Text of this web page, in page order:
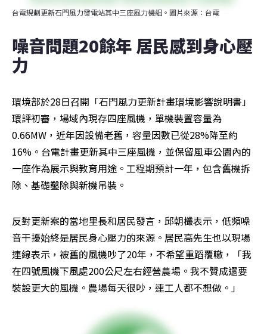
台電規劃更新石門風力發電站其中三座風力機組。圖片來源：台電
噪音問題20餘年 居民感到身心壓
力
環境部於28日召開「石門風力更新計畫環境影響說明書」
環評初審，場域內現存四座風機，單機裝置容量為
0.66MW，近年因設備老舊，容量因數已從28%降至約
16%。台電計畫更新其中三座風機，並保留風車公園內的
一座作為展示與教育用途。工程期預計一年，包含舊機拆
除、基礎鑿除與新機吊裝。
反對更新案的當地里長和居民發言，邱朝欉表示，低頻噪
音干擾始終是居民身心壓力的來源。居民高先生也以現場
連線表示，被舊的風機吵了20年，不希望重蹈覆轍，「我
在四號風機下風處200公尺左右經營農場。我不贊成還要
裝設更大的風機。農場每天很吵，連工人都不想做。」